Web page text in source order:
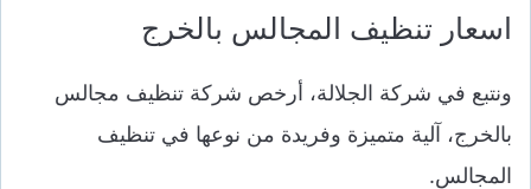
اسعار تنظيف المجالس بالخرج
ونتبع في شركة الجلالة، أرخص شركة تنظيف مجالس
بالخرج، آلية متميزة وفريدة من نوعها في تنظيف
المجالس.